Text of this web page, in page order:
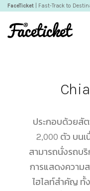
FaceTicket | Fast-Track to
ประกอบด้วยสั
2,000 ตัว บนเ
สามารถนั่งรถบ
การแสดงความ
ไฮไลท์สำคัญ ทั้